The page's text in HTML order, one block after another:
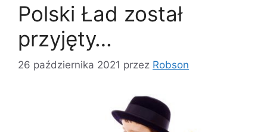
Polski Ład został
przyjęty…
26 października 2021 przez Robson